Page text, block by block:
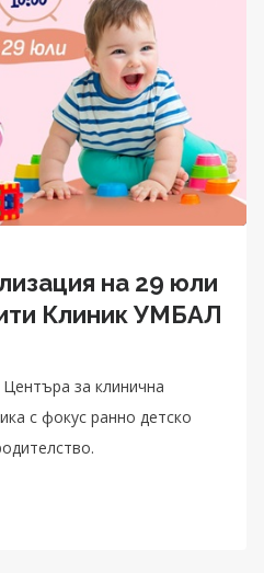
на 29 юли
Клиник УМБАЛ
за клинична
с фокус ранно детско